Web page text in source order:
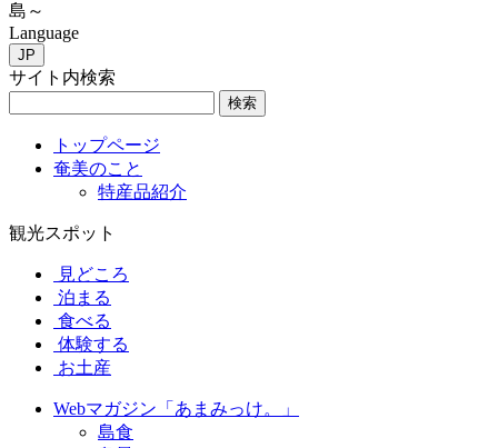
島～
Language
JP
サイト内検索
検索
トップページ
奄美のこと
特産品紹介
観光スポット
見どころ
泊まる
食べる
体験する
お土産
Webマガジン「あまみっけ。」
島食